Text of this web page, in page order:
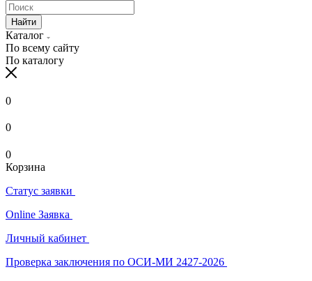
Найти
Каталог
По всему сайту
По каталогу
0
0
0
Корзина
Статус заявки
Online Заявка
Личный кабинет
Проверка заключения по ОСИ-МИ 2427-2026